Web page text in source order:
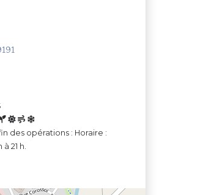
des opérations : Horaire :
à 21 h.